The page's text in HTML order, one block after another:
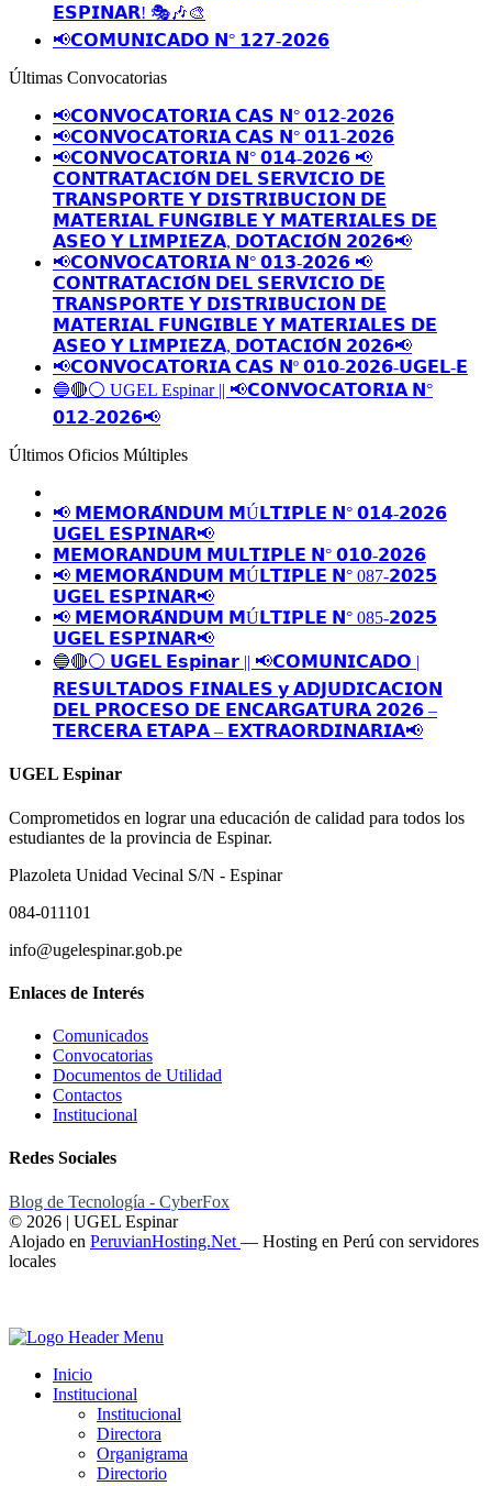
𝗘𝗦𝗣𝗜𝗡𝗔𝗥! 🎭🎶🎨
📢𝗖𝗢𝗠𝗨𝗡𝗜𝗖𝗔𝗗𝗢 𝗡° 𝟭𝟮𝟳-𝟮𝟬𝟮𝟲
Últimas Convocatorias
📢𝗖𝗢𝗡𝗩𝗢𝗖𝗔𝗧𝗢𝗥𝗜𝗔 𝗖𝗔𝗦 𝗡° 𝟬𝟭𝟮-𝟮𝟬𝟮𝟲
📢𝗖𝗢𝗡𝗩𝗢𝗖𝗔𝗧𝗢𝗥𝗜𝗔 𝗖𝗔𝗦 𝗡° 𝟬𝟭𝟭-𝟮𝟬𝟮𝟲
📢𝗖𝗢𝗡𝗩𝗢𝗖𝗔𝗧𝗢𝗥𝗜𝗔 𝗡° 𝟬𝟭𝟰-𝟮𝟬𝟮𝟲 📢
𝗖𝗢𝗡𝗧𝗥𝗔𝗧𝗔𝗖𝗜𝗢́𝗡 𝗗𝗘𝗟 𝗦𝗘𝗥𝗩𝗜𝗖𝗜𝗢 𝗗𝗘
𝗧𝗥𝗔𝗡𝗦𝗣𝗢𝗥𝗧𝗘 𝗬 𝗗𝗜𝗦𝗧𝗥𝗜𝗕𝗨𝗖𝗜𝗢𝗡 𝗗𝗘
𝗠𝗔𝗧𝗘𝗥𝗜𝗔𝗟 𝗙𝗨𝗡𝗚𝗜𝗕𝗟𝗘 𝗬 𝗠𝗔𝗧𝗘𝗥𝗜𝗔𝗟𝗘𝗦 𝗗𝗘
𝗔𝗦𝗘𝗢 𝗬 𝗟𝗜𝗠𝗣𝗜𝗘𝗭𝗔, 𝗗𝗢𝗧𝗔𝗖𝗜𝗢́𝗡 𝟮𝟬𝟮𝟲📢
📢𝗖𝗢𝗡𝗩𝗢𝗖𝗔𝗧𝗢𝗥𝗜𝗔 𝗡° 𝟬𝟭𝟯-𝟮𝟬𝟮𝟲 📢
𝗖𝗢𝗡𝗧𝗥𝗔𝗧𝗔𝗖𝗜𝗢́𝗡 𝗗𝗘𝗟 𝗦𝗘𝗥𝗩𝗜𝗖𝗜𝗢 𝗗𝗘
𝗧𝗥𝗔𝗡𝗦𝗣𝗢𝗥𝗧𝗘 𝗬 𝗗𝗜𝗦𝗧𝗥𝗜𝗕𝗨𝗖𝗜𝗢𝗡 𝗗𝗘
𝗠𝗔𝗧𝗘𝗥𝗜𝗔𝗟 𝗙𝗨𝗡𝗚𝗜𝗕𝗟𝗘 𝗬 𝗠𝗔𝗧𝗘𝗥𝗜𝗔𝗟𝗘𝗦 𝗗𝗘
𝗔𝗦𝗘𝗢 𝗬 𝗟𝗜𝗠𝗣𝗜𝗘𝗭𝗔, 𝗗𝗢𝗧𝗔𝗖𝗜𝗢́𝗡 𝟮𝟬𝟮𝟲📢
📢𝗖𝗢𝗡𝗩𝗢𝗖𝗔𝗧𝗢𝗥𝗜𝗔 𝗖𝗔𝗦 𝗡º 𝟬𝟭𝟬-𝟮𝟬𝟮𝟲-𝗨𝗚𝗘𝗟-𝗘
🔵🔴⚪️ UGEL Espinar || 📢𝗖𝗢𝗡𝗩𝗢𝗖𝗔𝗧𝗢𝗥𝗜𝗔 𝗡°
𝟬𝟭𝟮-𝟮𝟬𝟮𝟲📢
Últimos Oficios Múltiples
📢 𝗠𝗘𝗠𝗢𝗥𝗔́𝗡𝗗𝗨𝗠 𝗠Ú𝗟𝗧𝗜𝗣𝗟𝗘 𝗡° 𝟬𝟭𝟰-𝟮𝟬𝟮𝟲
𝗨𝗚𝗘𝗟 𝗘𝗦𝗣𝗜𝗡𝗔𝗥📢
𝗠𝗘𝗠𝗢𝗥𝗔𝗡𝗗𝗨𝗠 𝗠𝗨𝗟𝗧𝗜𝗣𝗟𝗘 𝗡° 𝟬𝟭𝟬-𝟮𝟬𝟮𝟲
📢 𝗠𝗘𝗠𝗢𝗥𝗔́𝗡𝗗𝗨𝗠 𝗠Ú𝗟𝗧𝗜𝗣𝗟𝗘 𝗡° 087-𝟮𝟬𝟮𝟱
𝗨𝗚𝗘𝗟 𝗘𝗦𝗣𝗜𝗡𝗔𝗥📢
📢 𝗠𝗘𝗠𝗢𝗥𝗔́𝗡𝗗𝗨𝗠 𝗠Ú𝗟𝗧𝗜𝗣𝗟𝗘 𝗡° 085-𝟮𝟬𝟮𝟱
𝗨𝗚𝗘𝗟 𝗘𝗦𝗣𝗜𝗡𝗔𝗥📢
🔵🔴⚪️ 𝗨𝗚𝗘𝗟 𝗘𝘀𝗽𝗶𝗻𝗮𝗿 || 📢𝗖𝗢𝗠𝗨𝗡𝗜𝗖𝗔𝗗𝗢 |
𝗥𝗘𝗦𝗨𝗟𝗧𝗔𝗗𝗢𝗦 𝗙𝗜𝗡𝗔𝗟𝗘𝗦 𝘆 𝗔𝗗𝗝𝗨𝗗𝗜𝗖𝗔𝗖𝗜𝗢𝗡
𝗗𝗘𝗟 𝗣𝗥𝗢𝗖𝗘𝗦𝗢 𝗗𝗘 𝗘𝗡𝗖𝗔𝗥𝗚𝗔𝗧𝗨𝗥𝗔 𝟮𝟬𝟮𝟲 –
𝗧𝗘𝗥𝗖𝗘𝗥𝗔 𝗘𝗧𝗔𝗣𝗔 – 𝗘𝗫𝗧𝗥𝗔𝗢𝗥𝗗𝗜𝗡𝗔𝗥𝗜𝗔📢
UGEL Espinar
Comprometidos en lograr una educación de calidad para todos los
estudiantes de la provincia de Espinar.
Plazoleta Unidad Vecinal S/N - Espinar
084-011101
info@ugelespinar.gob.pe
Enlaces de Interés
Comunicados
Convocatorias
Documentos de Utilidad
Contactos
Institucional
Redes Sociales
Blog de Tecnología - CyberFox
© 2026 | UGEL Espinar
Alojado en PeruvianHosting.Net — Hosting en Perú con servidores
locales
Inicio
Institucional
Institucional
Directora
Organigrama
Directorio